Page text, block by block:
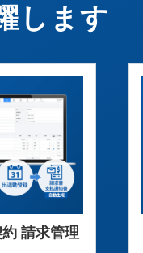
します
請求管理